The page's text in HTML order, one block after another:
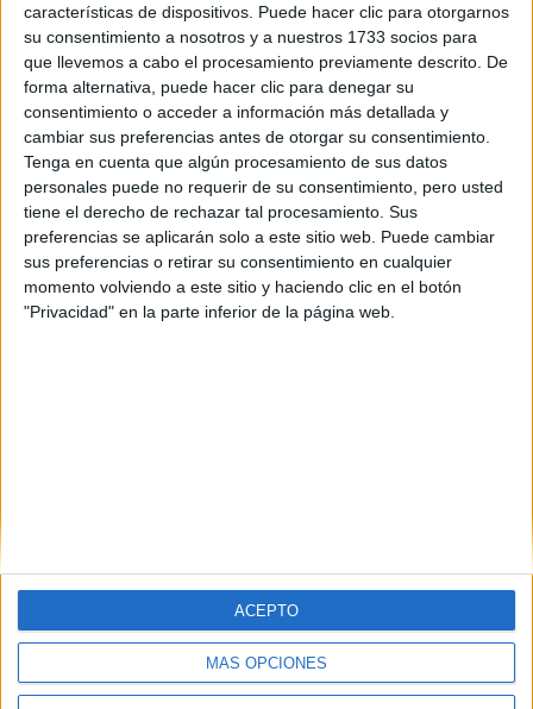
características de dispositivos. Puede hacer clic para otorgarnos
su consentimiento a nosotros y a nuestros 1733 socios para
que llevemos a cabo el procesamiento previamente descrito. De
forma alternativa, puede hacer clic para denegar su
consentimiento o acceder a información más detallada y
cambiar sus preferencias antes de otorgar su consentimiento.
Tenga en cuenta que algún procesamiento de sus datos
personales puede no requerir de su consentimiento, pero usted
tiene el derecho de rechazar tal procesamiento. Sus
preferencias se aplicarán solo a este sitio web. Puede cambiar
sus preferencias o retirar su consentimiento en cualquier
momento volviendo a este sitio y haciendo clic en el botón
"Privacidad" en la parte inferior de la página web.
MÁS OPCIONES
ACEPTO
Seleccionar por provincia
Barcelona(2)
A Coruña(2)
Cáceres(1)
Cádiz(1)
Lleida(1)
Madrid(6)
Málaga (1)
Murcia(1)
La Rioja(1)
Santa Cruz de Tenerife(1)
Salamanca(1)
Quiénes somos|Contactar|Anúnciate